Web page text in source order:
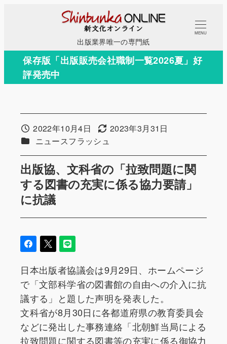
コ
テ
出版業界唯一の専門紙
MENU
保存版「出版販売会社職制一覧2026夏」好
評発売中
出版協、文科省の「拉致問題に関
する図書の充実に係る協力要請」
に抗議
投稿日2022年10月4日 更新日2023年3月31日
カテゴリー
ニュースフラッシュ
日本出版者協議会は9月29日、ホームページ
で「文部科学省の図書館の自由への介入に抗
議する」と題した声明を発表した。
文科省が8月30日に各都道府県の教育委員会
などに発出した事務連絡「北朝鮮当局による
拉致問題に関する図書等の充実に係る御協力